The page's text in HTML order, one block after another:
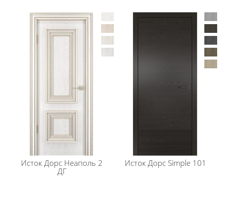
(канелюр или косичка) и дополнительные
декоративные элементы (карниз)
Стоимость может варьироваться в зависимости от
выбранного цвета двери или вида стекла.
ассортимент дверей представлен в разделе
межкомнатные двери в покрытии
натуральных шпон
Исток Дорс Неаполь 2
ДГ
Исток ДорсSimple 101